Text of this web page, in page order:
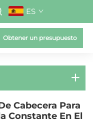
ES
Obtener un presupuesto
Cabecera Para
Constante En El